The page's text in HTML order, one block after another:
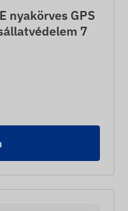
nyakörves GPS
7